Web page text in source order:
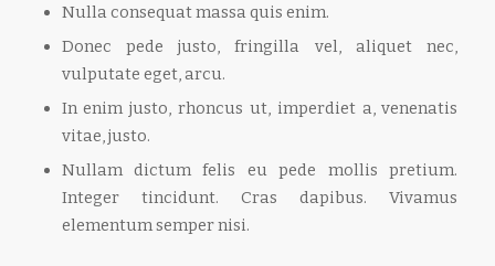
Nulla consequat massa quis enim.
Donec pede justo, fringilla vel, aliquet nec,
vulputate eget, arcu.
In enim justo, rhoncus ut, imperdiet a, venenatis
vitae, justo.
Nullam dictum felis eu pede mollis pretium.
Integer tincidunt. Cras dapibus. Vivamus
elementum semper nisi.